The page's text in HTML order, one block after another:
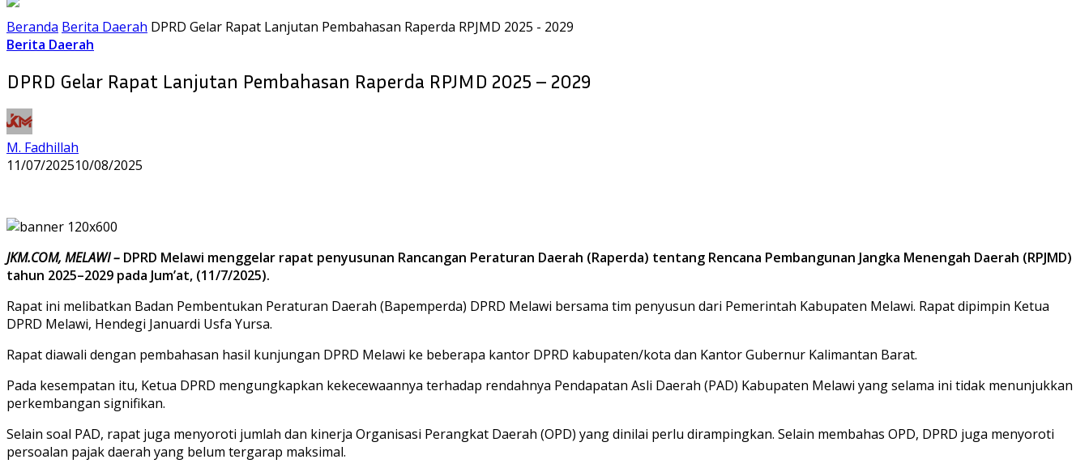
Beranda Berita Daerah DPRD Gelar Rapat Lanjutan Pembahasan Raperda RPJMD 2025 - 2029
Berita Daerah
DPRD Gelar Rapat Lanjutan Pembahasan Raperda RPJMD 2025 – 2029
M. Fadhillah
11/07/202510/08/2025
JKM.COM, MELAWI – DPRD Melawi menggelar rapat penyusunan Rancangan Peraturan Daerah (Raperda) tentang Rencana Pembangunan Jangka Menengah Daerah (RPJMD)
tahun 2025–2029 pada Jum’at, (11/7/2025).
Rapat ini melibatkan Badan Pembentukan Peraturan Daerah (Bapemperda) DPRD Melawi bersama tim penyusun dari Pemerintah Kabupaten Melawi. Rapat dipimpin Ketua
DPRD Melawi, Hendegi Januardi Usfa Yursa.
Rapat diawali dengan pembahasan hasil kunjungan DPRD Melawi ke beberapa kantor DPRD kabupaten/kota dan Kantor Gubernur Kalimantan Barat.
Pada kesempatan itu, Ketua DPRD mengungkapkan kekecewaannya terhadap rendahnya Pendapatan Asli Daerah (PAD) Kabupaten Melawi yang selama ini tidak menunjukkan
perkembangan signifikan.
Selain soal PAD, rapat juga menyoroti jumlah dan kinerja Organisasi Perangkat Daerah (OPD) yang dinilai perlu dirampingkan. Selain membahas OPD, DPRD juga menyoroti
persoalan pajak daerah yang belum tergarap maksimal.